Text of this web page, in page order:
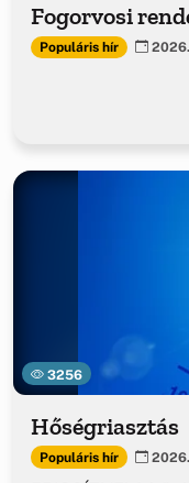
Fogorvosi
Populáris hír
3256
Hőségriasztás
Populáris hír